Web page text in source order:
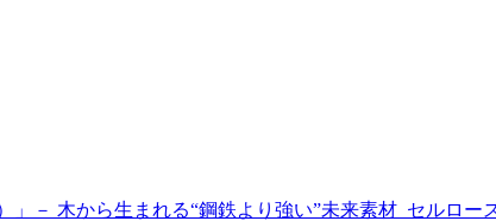
－ 木から生まれる“鋼鉄より強い”未来素材 セルロ